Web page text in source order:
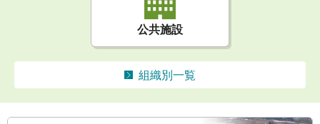
公共施設
組織別一覧